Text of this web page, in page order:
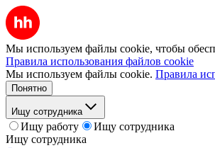
Мы используем файлы cookie, чтобы
Правила использования файлов cookie
Мы используем файлы cookie. Правила
Понятно
Ищу сотрудника
Ищу работу
Ищу сотрудника
Ищу сотрудника